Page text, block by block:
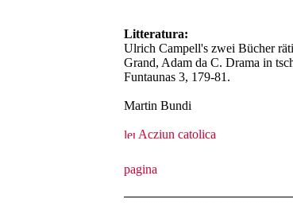
Litteratura:
Ulrich Campell's zwei Bücher
Grand, Adam da C. Drama in
Funtaunas 3, 179-81.
Martin Bundi
Acziun catolica